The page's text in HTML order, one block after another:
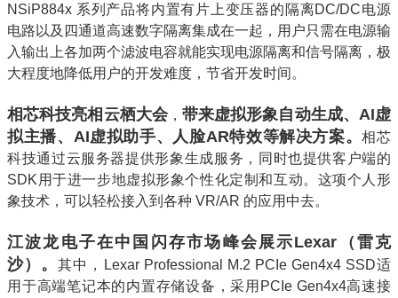
NSiP884x 系列产品将内置有片上变压器的隔离DC/DC电源
电路以及四通道高速数字隔离集成在一起，用户只需在电源输
入输出上各加两个滤波电容就能实现电源隔离和信号隔离，极
大程度地降低用户的开发难度，节省开发时间。
相芯科技亮相云栖大会， 带来虚拟形象自动生成、AI虚
拟主播、AI虚拟助手、人脸AR特效等解决方案。相芯
科技通过云服务器提供形象生成服务，同时也提供客户端的
SDK用于进一步地虚拟形象个性化定制和互动。这项个人形
象技术，可以轻松接入到各种 VR/AR 的应用中去。
江波龙电子在中国闪存市场峰会展示Lexar（雷克
沙）。其中，Lexar Professional M.2 PCIe Gen4x4 SSD适
用于高端笔记本的内置存储设备，采用PCIe Gen4x4高速接